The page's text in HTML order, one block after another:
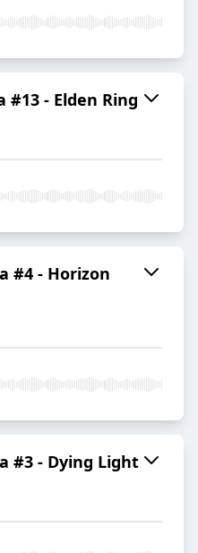
#13 - Elden Ring
#4 - Horizon
#3 - Dying Light